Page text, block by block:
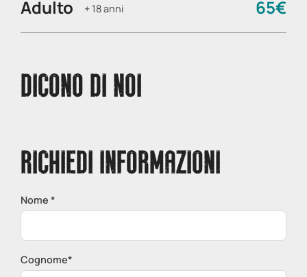
Adulto + 18 anni 65€
DICONO DI NOI
RICHIEDI INFORMAZIONI
Nome *
Cognome*